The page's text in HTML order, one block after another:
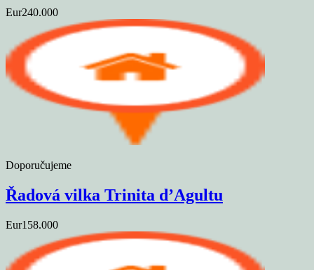
Eur240.000
Doporučujeme
Řadová vilka Trinita d’Agultu
Eur158.000